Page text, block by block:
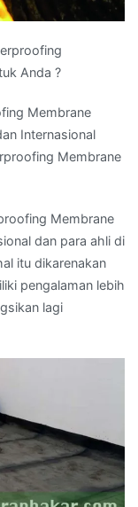
Anda ?
Membrane
Internasional
Membrane
Membrane
dan para ahli di
itu dikarenakan
pengalaman lebih
lagi